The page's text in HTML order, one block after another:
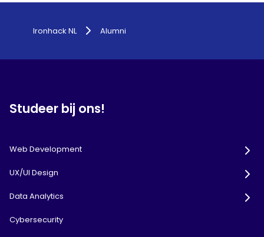
Ironhack NL Alumni
Studeer bij ons!
Web Development
UX/UI Design
Data Analytics
Cybersecurity